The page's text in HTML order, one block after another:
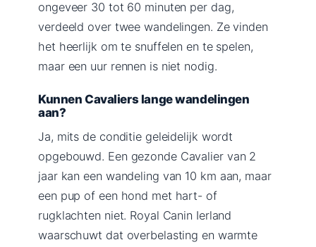
ongeveer 30 tot 60 minuten per dag,
verdeeld over twee wandelingen. Ze vinden
het heerlijk om te snuffelen en te spelen,
maar een uur rennen is niet nodig.
Kunnen Cavaliers lange wandelingen
aan?
Ja, mits de conditie geleidelijk wordt
opgebouwd. Een gezonde Cavalier van 2
jaar kan een wandeling van 10 km aan, maar
een pup of een hond met hart- of
rugklachten niet. Royal Canin Ierland
waarschuwt dat overbelasting en warmte